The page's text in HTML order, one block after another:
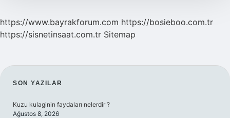
https://www.bayrakforum.com https://bosieboo.com.tr
https://sisnetinsaat.com.tr Sitemap
SIDEBAR
SON YAZILAR
Kuzu kulaginin faydaları nelerdir ?
Ağustos 8, 2026